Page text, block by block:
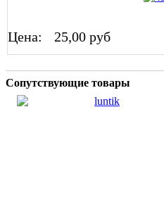
Цена: 25,00 руб
Сопутствующие товары